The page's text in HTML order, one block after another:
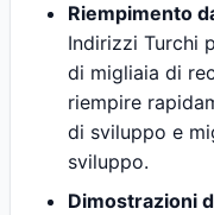
Riempimento
Indirizzi Turchi
di migliaia di
riempire
di sviluppo e
sviluppo.
Dimostrazioni